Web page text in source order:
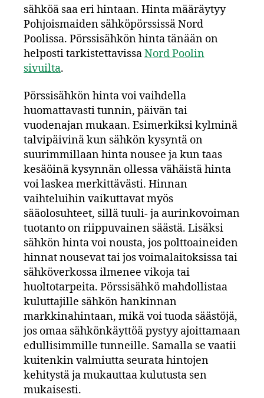
sähköä saa eri hintaan. Hinta määräytyy
Pohjoismaiden sähköpörssissä Nord
Poolissa. Pörssisähkön hinta tänään on
helposti tarkistettavissaNord Poolin
sivuilta.
Pörssisähkön hinta voi vaihdella
huomattavasti tunnin, päivän tai
vuodenajan mukaan. Esimerkiksi kylminä
talvipäivinä kun sähkön kysyntä on
suurimmillaan hinta nousee ja kun taas
kesäöinä kysynnän ollessa vähäistä hinta
voi laskea merkittävästi. Hinnan
vaihteluihin vaikuttavat myös
sääolosuhteet, sillä tuuli- ja aurinkovoiman
tuotanto on riippuvainen säästä. Lisäksi
sähkön hinta voi nousta, jos polttoaineiden
hinnat nousevat tai jos voimalaitoksissa tai
sähköverkossa ilmenee vikoja tai
huoltotarpeita. Pörssisähkö mahdollistaa
kuluttajille sähkön hankinnan
markkinahintaan, mikä voi tuoda säästöjä,
jos omaa sähkönkäyttöä pystyy ajoittamaan
edullisimmille tunneille. Samalla se vaatii
kuitenkin valmiutta seurata hintojen
kehitystä ja mukauttaa kulutusta sen
mukaisesti.